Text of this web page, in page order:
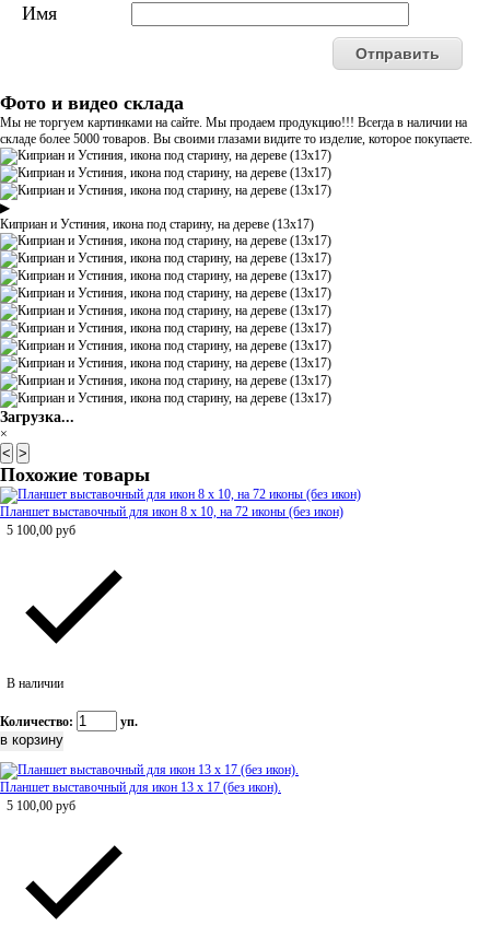
Имя
Фото и видео склада
Мы не торгуем картинками на сайте. Мы продаем продукцию!!! Всегда в наличии на
складе более 5000 товаров. Вы своими глазами видите то изделие, которое покупаете.
▶
Киприан и Устиния, икона под старину, на дереве (13х17)
Загрузка...
×
< >
Похожие товары
Планшет выставочный для икон 8 х 10, на 72 иконы (без икон)
5 100,00 руб
В наличии
Количество: уп.
Планшет выставочный для икон 13 х 17 (без икон).
5 100,00 руб